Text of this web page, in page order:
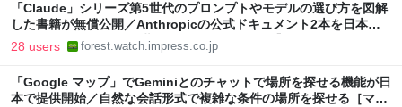
「Claude」シリーズ第5世代のプロンプトやモデルの選び方を図解
した書籍が無償公開／Anthropicの公式ドキュメント2本を日本語
で図解した『Claude 5世代 マスターガイド』【Book Watch/ニュ
28 users forest.watch.impress.co.jp
「Google マップ」でGeminiとのチャットで場所を探せる機能が日
本で提供開始／自然な会話形式で複雑な条件の場所を探せる［マッ